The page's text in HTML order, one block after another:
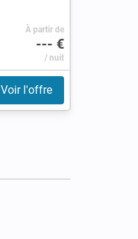
À partir de
--- €
/ nuit
Voir l'offre